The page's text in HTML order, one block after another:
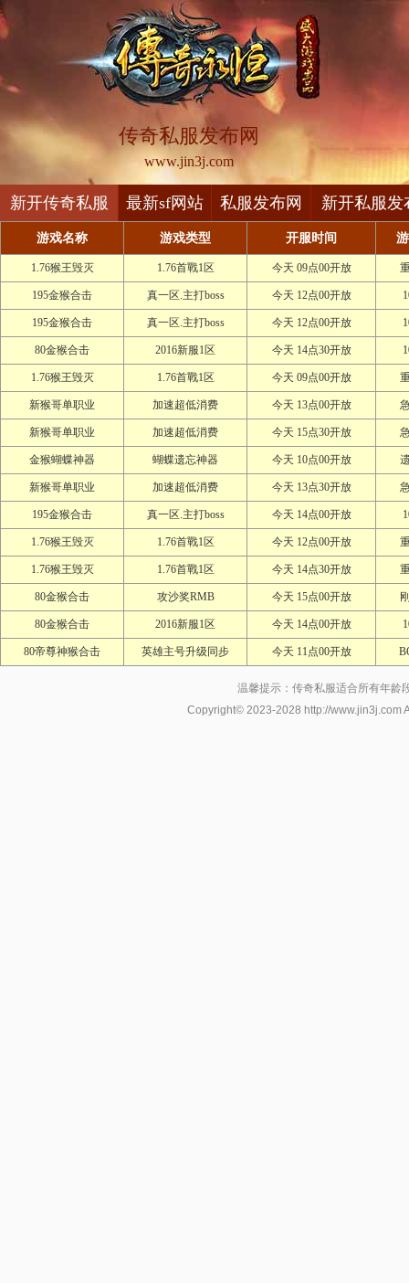
传奇私服发布网
www.jin3j.com
新开传奇私服 最新sf网站 私服发布网 新开私服发
游戏名称 游戏类型 开服时间
1.76猴王毁灭 1.76首戰1区 今天 09点00开放
195金猴合击 真一区.主打boss 今天 12点00开放
195金猴合击 真一区.主打boss 今天 12点00开放
80金猴合击 2016新服1区 今天 14点30开放
1.76猴王毁灭 1.76首戰1区 今天 09点00开放
新猴哥单职业 加速超低消费 今天 13点00开放
新猴哥单职业 加速超低消费 今天 15点30开放
金猴蝴蝶神器 蝴蝶遗忘神器 今天 10点00开放
新猴哥单职业 加速超低消费 今天 13点30开放
195金猴合击 真一区.主打boss 今天 14点00开放
1.76猴王毁灭 1.76首戰1区 今天 12点00开放
1.76猴王毁灭 1.76首戰1区 今天 14点30开放
80金猴合击 攻沙奖RMB 今天 15点00开放
80金猴合击 2016新服1区 今天 14点00开放
80帝尊神猴合击 英雄主号升级同步 今天 11点00开放
温馨提示：传奇私服适合所有年龄
Copyright© 2023-2028 http://www.jin3j.com